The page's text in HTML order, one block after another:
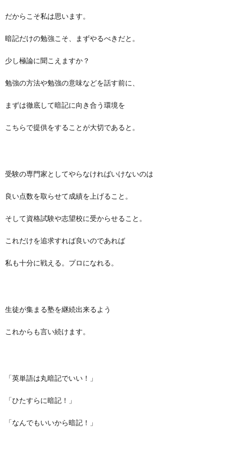
だからこそ私は思います。
暗記だけの勉強こそ、まずやるべきだと。
少し極論に聞こえますか？
勉強の方法や勉強の意味などを話す前に、
まずは徹底して暗記に向き合う環境を
こちらで提供をすることが大切であると。
受験の専門家としてやらなければいけないのは
良い点数を取らせて成績を上げること。
そして資格試験や志望校に受からせること。
これだけを追求すれば良いのであれば
私も十分に戦える。プロになれる。
生徒が集まる塾を継続出来るよう
これからも言い続けます。
「英単語は丸暗記でいい！」
「ひたすらに暗記！」
「なんでもいいから暗記！」